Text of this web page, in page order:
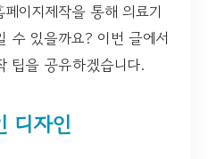
이지제작을 통해 의료기
수 있을까요? 이번 글에서
팁을 공유하겠습니다.
디자인